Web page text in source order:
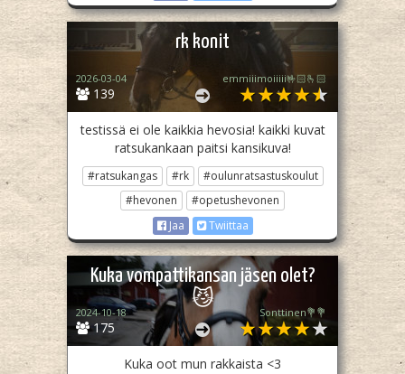
rk konit
139
2026-03-04 emmiiimoiiiii🤟🏻🫰🏻
testissä ei ole kaikkia hevosia! kaikki kuvat
ratsukankaan paitsi kansikuva!
#ratsukangas #rk
#oulunratsastuskoulut
#hevonen
#opetushevonen
Jaa
Twiittaa
Kuka vompattikansan jäsen olet?
😼
175
2024-10-18 Sonttinen💐💐
Kuka oot mun rakkaista <3